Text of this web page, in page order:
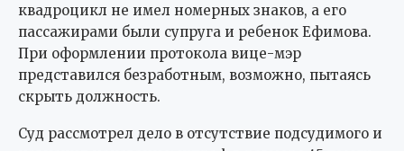
квадроцикл не имел номерных знаков, а его
пассажирами были супруга и ребенок Ефимова.
При оформлении протокола вице-мэр
представился безработным, возможно, пытаясь
скрыть должность.
Суд рассмотрел дело в отсутствие подсудимого и